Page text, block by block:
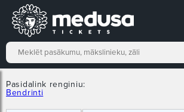
Pasidalink renginiu:
Bendrinti